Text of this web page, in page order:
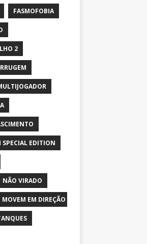
FASMOFOBIA
2
SPECIAL EDITION
NÃO VIRADO
MOVEM EM DIREÇÃO AO PERSONAGEM E